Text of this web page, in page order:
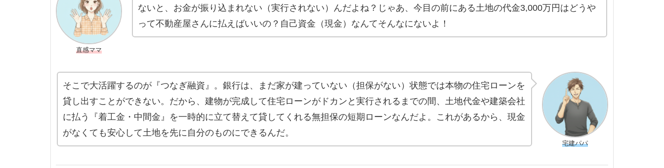
直感ママ
ないと、お金が振り込まれない（実行されない）んだよね？じゃあ、今目の前にある土地の代金3,000万円はどうや
って不動産屋さんに払えばいいの？自己資金（現金）なんてそんなにないよ！
宅建パパ
そこで大活躍するのが『つなぎ融資』。銀行は、まだ家が建っていない（担保がない）状態では本物の住宅ローンを
貸し出すことができない。だから、建物が完成して住宅ローンがドカンと実行されるまでの間、土地代金や建築会社
に払う『着工金・中間金』を一時的に立て替えて貸してくれる無担保の短期ローンなんだよ。これがあるから、現金
がなくても安心して土地を先に自分のものにできるんだ。